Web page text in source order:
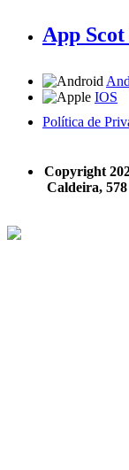
App
IOS
Política de
Copyright
Caldeira, 578